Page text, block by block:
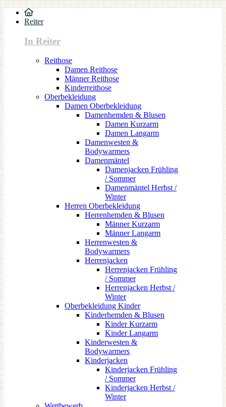
Reiter
In Reiter
Reithose
Damen Reithose
Männer Reithose
Kinderreithose
Oberbekleidung
Damen Oberbekleidung
Damenhemden & Blusen
Damen Kurzarm
Damen Langarm
Damenwesten &
Bodywarmers
Damenmäntel
Damenjacken Frühling
/ Sommer
Damenmäntel Herbst /
Winter
Herren Oberbekleidung
Herrenhemden & Blusen
Männer Kurzarm
Männer Langarm
Herrenwesten &
Bodywarmers
Herrenjacken
Herrenjacken Frühling
/ Sommer
Herrenjacken Herbst /
Winter
Oberbekleidung Kinder
Kinderhemden & Blusen
Kinder Kurzarm
Kinder Langarm
Kinderwesten &
Bodywarmers
Kinderjacken
Kinderjacken Frühling
/ Sommer
Kinderjacken Herbst /
Winter